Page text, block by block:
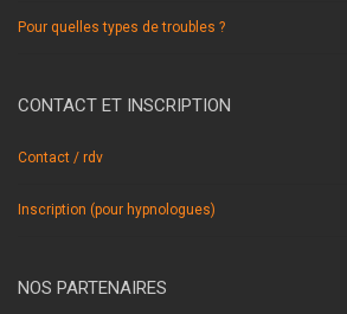
Pour quelles types de troubles ?
CONTACT ET INSCRIPTION
Contact / rdv
Inscription (pour hypnologues)
NOS PARTENAIRES